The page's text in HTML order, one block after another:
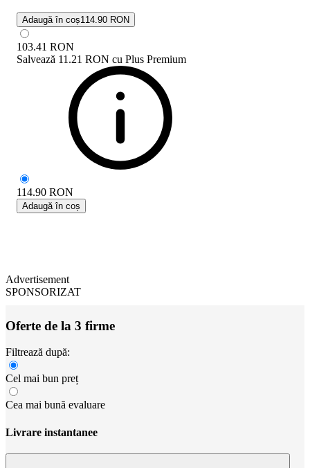
Adaugă în coș114.90 RON
103.41 RON
Salvează 11.21 RON cu Plus Premium
114.90 RON
Adaugă în coș
Advertisement
SPONSORIZAT
Oferte de la 3 firme
Filtrează după:
Cel mai bun preț
Cea mai bună evaluare
Livrare instantanee